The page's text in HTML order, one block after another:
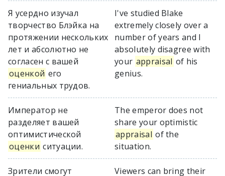
Я усердно изучал
творчество Блэйка на
протяжении нескольких
лет и абсолютно не
согласен с вашей
оценкой его
гениальных трудов.
I've studied Blake
extremely closely over a
number of years and I
absolutely disagree with
your appraisal of his
genius.
Император не
разделяет вашей
оптимистической
оценки ситуации.
The emperor does not
share your optimistic
appraisal of the
situation.
Зрители смогут Viewers can bring their